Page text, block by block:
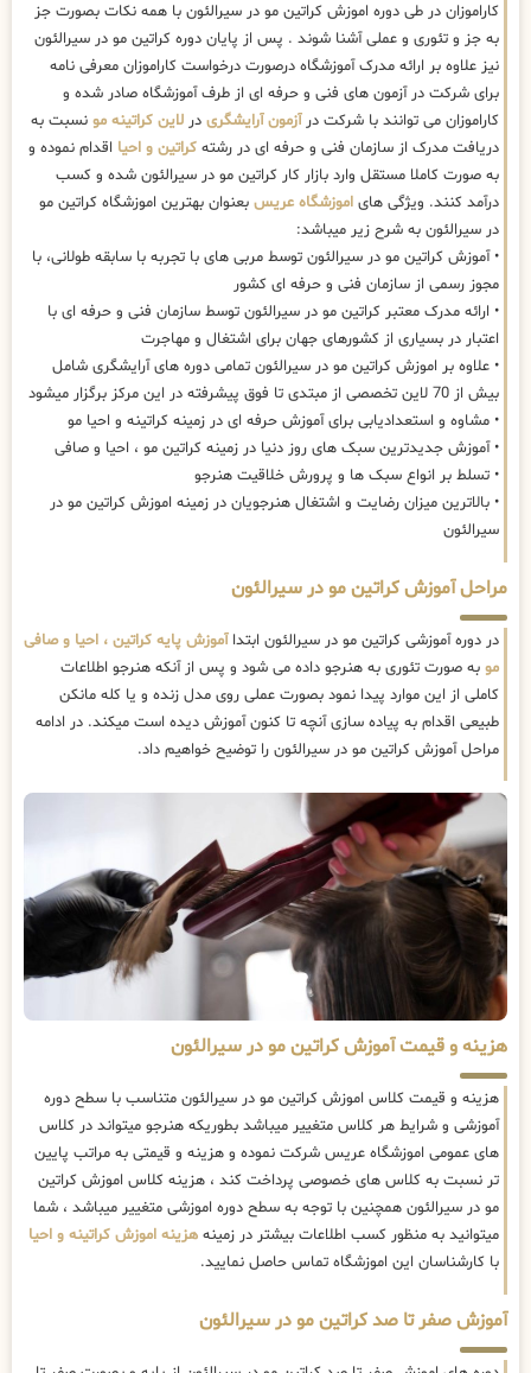
کاراموزان در طی دوره اموزش کراتین مو در سیرالئون با همه نکات بصورت جز
به جز و تئوری و عملی آشنا شوند . پس از پایان دوره کراتین مو در سیرالئون
نیز علاوه بر ارائه مدرک آموزشگاه درصورت درخواست کاراموزان معرفی نامه
برای شرکت در آزمون های فنی و حرفه ای از طرف آموزشگاه صادر شده و
کاراموزان می توانند با شرکت درآزمون آرایشگری در لاین کراتینه مو نسبت به
دریافت مدرک از سازمان فنی و حرفه ای در رشته کراتین و احیا اقدام نموده و
به صورت کاملا مستقل وارد بازار کار کراتین مو در سیرالئون شده و کسب
درآمد کنند. ویژگی های اموزشگاه عریس بعنوان بهترین اموزشگاه کراتین مو
در سیرالئون به شرح زیر میباشد:
• آموزش کراتین مو در سیرالئون توسط مربی های با تجربه با سابقه طولانی، با
مجوز رسمی از سازمان فنی و حرفه ای کشور
• ارائه مدرک معتبر کراتین مو در سیرالئون توسط سازمان فنی و حرفه ای با
اعتبار در بسیاری از کشورهای جهان برای اشتغال و مهاجرت
• علاوه بر اموزش کراتین مو در سیرالئون تمامی دوره های آرایشگری شامل
بیش از 70 لاین تخصصی از مبتدی تا فوق پیشرفته در این مرکز برگزار میشود
• مشاوه و استعدادیابی برای آموزش حرفه ای در زمینه کراتینه و احیا مو
• آموزش جدیدترین سبک های روز دنیا در زمینه کراتین مو ، احیا و صافی
• تسلط بر انواع سبک ها و پرورش خلاقیت هنرجو
• بالاترین میزان رضایت و اشتغال هنرجویان در زمینه اموزش کراتین مو در
سیرالئون
مراحل آموزش کراتین مو در سیرالئون
در دوره آموزشی کراتین مو در سیرالئون ابتداآموزش پایه کراتین ، احیا و صافی
مو به صورت تئوری به هنرجو داده می شود و پس از آنکه هنرجو اطلاعات
کاملی از این موارد پیدا نمود بصورت عملی روی مدل زنده و یا کله مانکن
طبیعی اقدام به پیاده سازی آنچه تا کنون آموزش دیده است میکند. در ادامه
مراحل آموزش کراتین مو در سیرالئون را توضیح خواهیم داد.
هزینه و قیمت آموزش کراتین مو در سیرالئون
هزینه و قیمت کلاس اموزش کراتین مو در سیرالئون متناسب با سطح دوره
آموزشی و شرایط هر کلاس متغییر میباشد بطوریکه هنرجو میتواند در کلاس
های عمومی اموزشگاه عریس شرکت نموده و هزینه و قیمتی به مراتب پایین
تر نسبت به کلاس های خصوصی پرداخت کند ، هزینه کلاس اموزش کراتین
مو در سیرالئون همچنین با توجه به سطح دوره اموزشی متغییر میباشد ، شما
میتوانید به منظور کسب اطلاعات بیشتر در زمینه هزینه اموزش کراتینه و احیا
با کارشناسان این اموزشگاه تماس حاصل نمایید.
آموزش صفر تا صد کراتین مو در سیرالئون